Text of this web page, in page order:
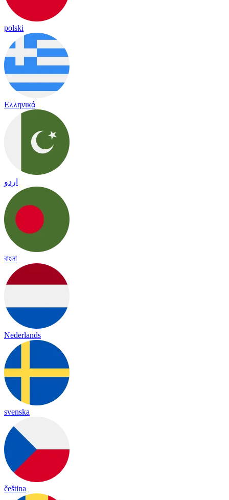
polski
Ελληνικά
اردو
বাংলা
Nederlands
svenska
čeština